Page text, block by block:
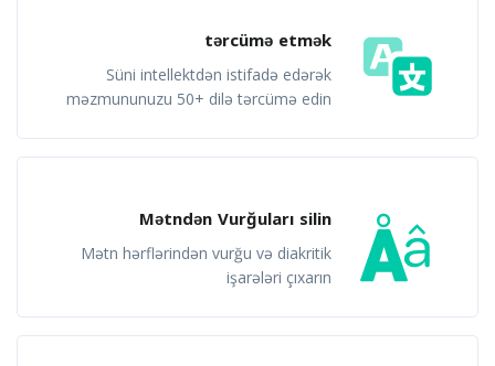
tərcümə etmək
Süni intellektdən istifadə edərək
məzmununuzu 50+ dilə tərcümə edin
Mətndən Vurğuları silin
Mətn hərflərindən vurğu və diakritik
işarələri çıxarın